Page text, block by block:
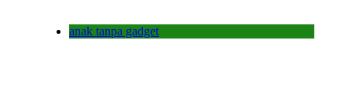
anak tanpa gadget